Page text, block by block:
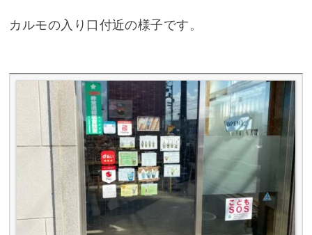
カルモの入り口付近の様子です。